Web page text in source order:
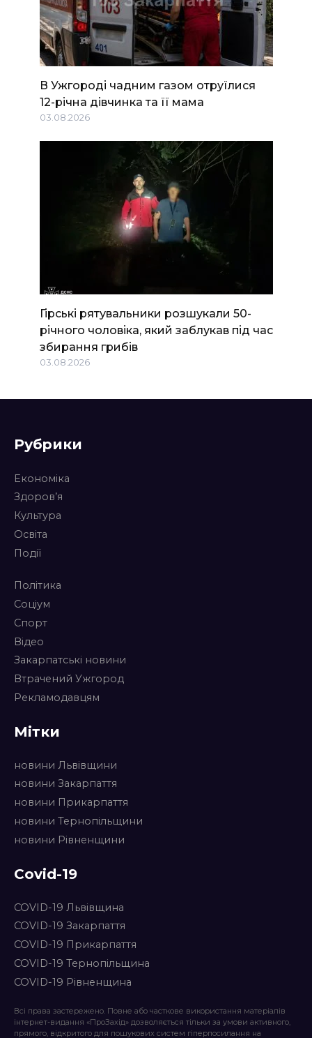
В Ужгороді чадним газом отруїлися
12-річна дівчинка та її мама
03.08.2026
Гірські рятувальники розшукали 50-
річного чоловіка, який заблукав під час
збирання грибів
03.08.2026
Рубрики
Економіка
Здоров’я
Культура
Освіта
Події
Політика
Соціум
Спорт
Відео
Закарпатські новини
Втрачений Ужгород
Рекламодавцям
Мітки
новини Львівщини
новини Закарпаття
новини Прикарпаття
новини Тернопільщини
новини Рівненщини
Covid-19
COVID-19 Львівщина
COVID-19 Закарпаття
COVID-19 Прикарпаття
COVID-19 Тернопільщина
COVID-19 Рівненщина
Всі права застережено. Повне або часткове використання матеріалів
інтернет-видання «ПроЗахід» дозволяється тільки за умови активного,
прямого, відкритого для пошукових систем гіперпосилання на